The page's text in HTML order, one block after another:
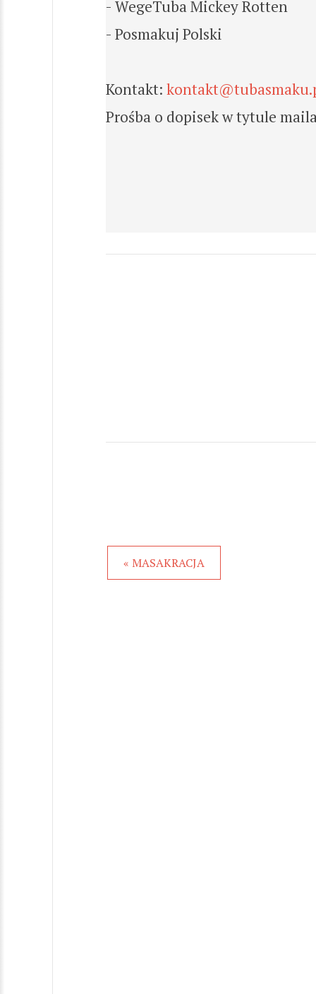
- WegeTuba Mickey Rotten
- Posmakuj Polski
Kontakt:
Prośba o dopisek w tytule
« MASAKRACJA